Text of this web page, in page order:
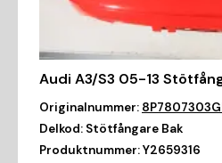
Audi A3/S3 05-13
Originalnummer:
Delkod: Stötfångare Bak
Produktnummer:Y2659316